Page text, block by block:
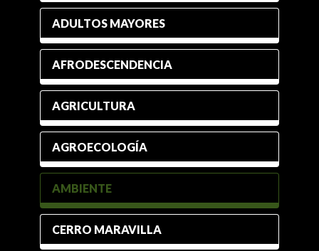
ADULTOS MAYORES
AFRODESCENDENCIA
AGRICULTURA
AGROECOLOGÍA
AMBIENTE
CERRO MARAVILLA